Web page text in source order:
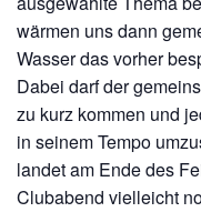
wärmen uns dann
Wasser das vorher
Dabei darf der
zu kurz kommen und
in seinem Tempo
landet am Ende des
Clubabend vielleicht